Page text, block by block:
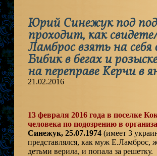
Юрий Синежук под
проходит, как
Ламброс взять на
Бибик в бегах и
на переправе Керчи в
21.02.2016
13 февраля 2016 года в поселке
человека по подозрению в
Синежук, 25.07.1974(имеет 3
представлялся, как муж Е.Ламброс,
детьми верила, и попала за решетку.